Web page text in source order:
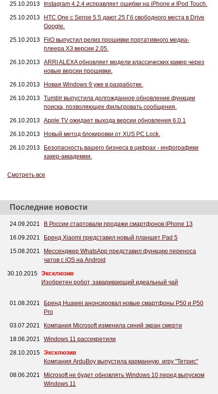
25.10.2013
Instagram 4.2.4 исправляет ошибки на iPhone и IPod Touch.
25.10.2013
HTC One с Sense 5.5 дают 25 Гб свободного места в Drive
Google.
25.10.2013
FiiO выпустил релиз прошивки портативного медиа-
плеера ХЗ версии 2.05.
26.10.2013 ARRI ALEXA обновляет модели классических камер через
новые версии прошивки.
26.10.2013
Новая Windows 9 уже в разработке.
26.10.2013 Tumblr выпустила долгожданное обновление функции
поиска, позволяющее фильтровать сообщения.
26.10.2013 Apple TV ожидает выхода версии обновления 6.0.1
26.10.2013
Новый метод блокировки от XUS PC Lock.
26.10.2013
Безопасность вашего бизнеса в цифрах - инфографики
хакер-аккадемии.
Смотреть все
Последние новости
24.09.2021
В России стартовали продажи смартфонов iPhone 13
16.09.2021
Бренд Xiaomi представил новый планшет Pad 5
15.08.2021
Мессенджер WhatsApp представил функцию переноса
чатов с iOS на Android
30.10.2015 Эксклюзив
Изобретен робот, заваривающий идеальный чай
01.08.2021
Бренд Huawei анонсировал новые смартфоны P50 и P50
Pro
03.07.2021
Компания Microsoft изменила синий экран смерти
18.06.2021
Windows 11 рассекретили
28.10.2015 Эксклюзив
Компания ArduBoy выпустила карманную игру "Тетрис"
08.06.2021
Microsoft не будет обновлять Windows 10 перед выпуском
Windows 11